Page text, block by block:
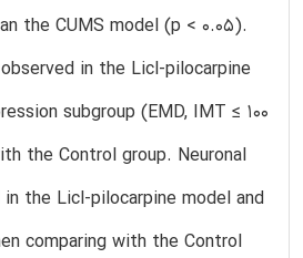
the CUMS model (p < 0.05).
in the Licl-pilocarpine
subgroup (EMD, IMT ≤ 100
the Control group. Neuronal
the Licl-pilocarpine model and
comparing with the Control